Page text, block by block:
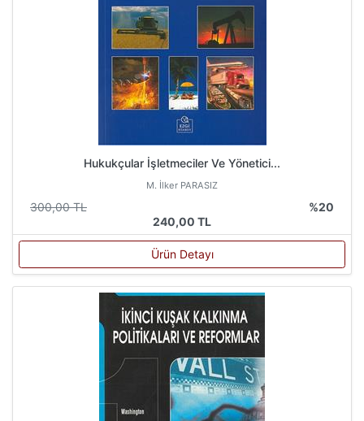
Hukukçular İşletmeciler Ve Yönetici...
M. İlker PARASIZ
300,00 TL
%20
240,00 TL
Ürün Detayı